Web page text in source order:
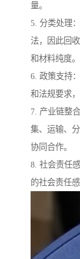
量。
5. 分类处理
法，因此回
和材料纯度。
6. 政策支持
和法规要求
7. 产业链整
集、运输、
协同合作。
8. 社会责任
的社会责任